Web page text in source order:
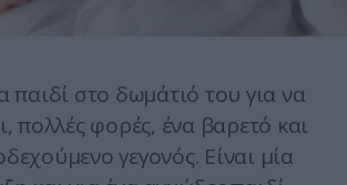
παιδί στο δωμάτιό του για να
πολλές φορές, ένα βαρετό και
γεγονός. Είναι μία